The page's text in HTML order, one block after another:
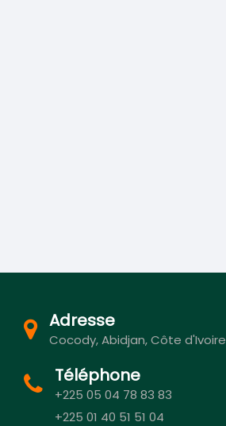
Adresse
Cocody, Abidjan, Côte d'Ivoire
Téléphone
+225 05 04 78 83 83
+225 01 40 51 51 04